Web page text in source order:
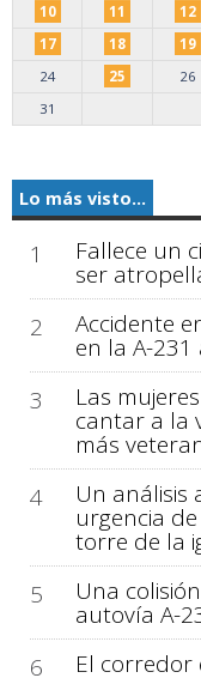
10
11 12
17
18 19
24
25 26
31
Lo más visto...
1 Fallece un
ser
2
Accidente
en la A-
3
Las
cantar a la
más
4
Un análisis
urgencia
torre de la
5
Una
autovía A-
6
El corredor